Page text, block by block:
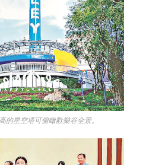
的星空塔可俯瞰歡樂谷全景。